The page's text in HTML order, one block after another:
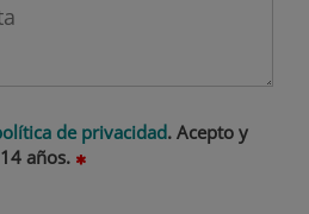
de privacidad. Acepto y
años.